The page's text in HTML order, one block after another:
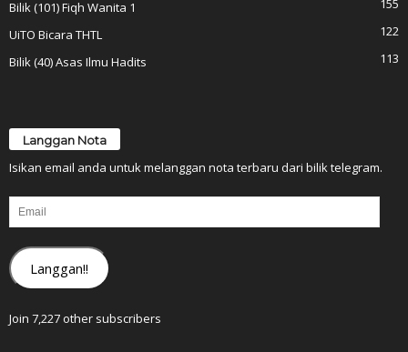
Bilik (101) Fiqh Wanita 1
155
UiTO Bicara THTL
122
Bilik (40) Asas Ilmu Hadits
113
Langgan Nota
Isikan email anda untuk melanggan nota terbaru dari bilik telegram.
Email
Langgan!!
Join 7,227 other subscribers